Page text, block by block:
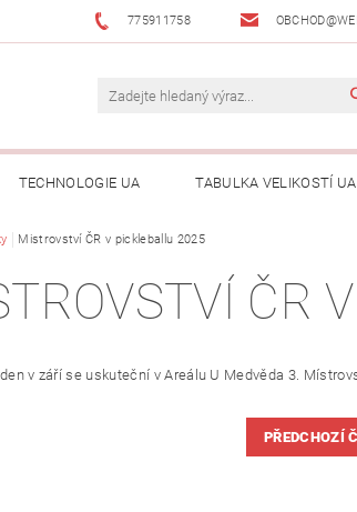
775911758
TECHNOLOGIE UA TABULKA VELIKOSTÍ UA
Mistrovství ČR v pickleballu 2025
ČR
v září se uskuteční v Areálu U Medvěda 3.
PŘEDCHOZÍ